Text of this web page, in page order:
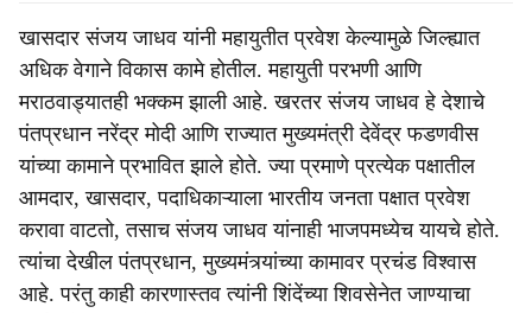
खासदार संजय जाधव यांनी महायुतीत प्रवेश केल्यामुळे जिल्ह्यात
अधिक वेगाने विकास कामे होतील. महायुती परभणी आणि
मराठवाड्यातही भक्कम झाली आहे. खरतर संजय जाधव हे देशाचे
पंतप्रधान नरेंद्र मोदी आणि राज्यात मुख्यमंत्री देवेंद्र फडणवीस
यांच्या कामाने प्रभावित झाले होते. ज्या प्रमाणे प्रत्येक पक्षातील
आमदार, खासदार, पदाधिकाऱ्याला भारतीय जनता पक्षात प्रवेश
करावा वाटतो, तसाच संजय जाधव यांनाही भाजपमध्येच यायचे होते.
त्यांचा देखील पंतप्रधान, मुख्यमंत्र्यांच्या कामावर प्रचंड विश्वास
आहे. परंतु काही कारणास्तव त्यांनी शिंदेंच्या शिवसेनेत जाण्याचा